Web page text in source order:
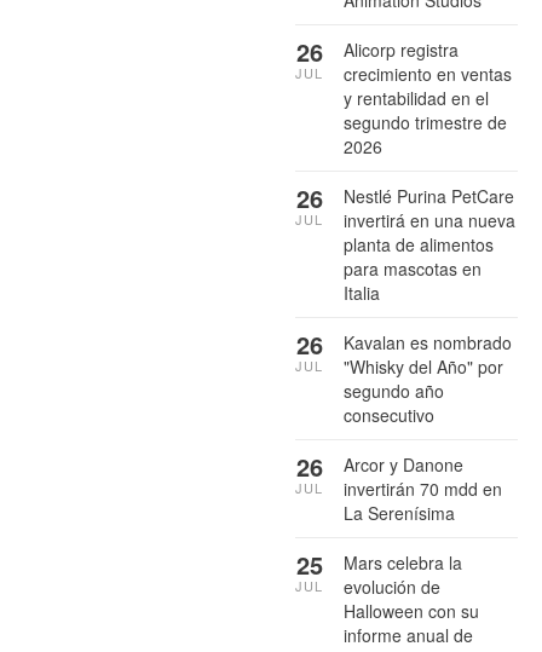
Alicorp registra
crecimiento en ventas
y rentabilidad en el
segundo trimestre de
2026
26
JUL
Nestlé Purina PetCare
invertirá en una nueva
planta de alimentos
para mascotas en
Italia
26
JUL
Kavalan es nombrado
"Whisky del Año" por
segundo año
consecutivo
26
JUL
Arcor y Danone
invertirán 70 mdd en
La Serenísima
26
JUL
Mars celebra la
evolución de
Halloween con su
informe anual de
25
JUL